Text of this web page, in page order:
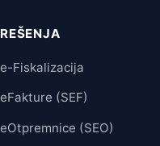
REŠENJA
e-Fiskalizacija
eFakture (SEF)
eOtpremnice (SEO)